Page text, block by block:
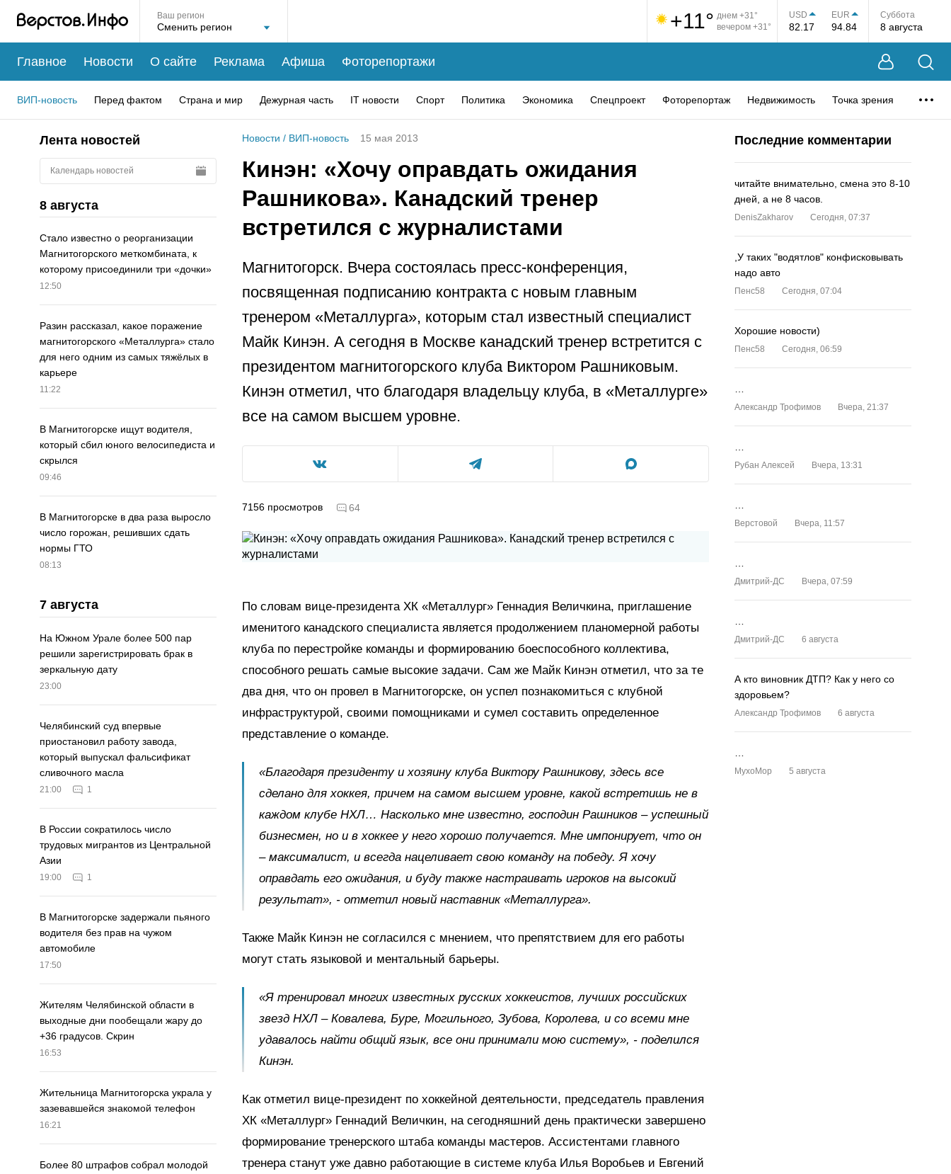
Ваш регион +11° днем +31°
вечером +31°
USD
82.17
EUR
94.84
Суббота
8 августа
Главное Новости О сайте Реклама Афиша Фоторепортажи
ВИП-новость Перед фактом Страна и мир Дежурная часть IT новости Спорт Политика Экономика Спецпроект Фоторепортаж Недвижимость Точка зрения
Лента новостей
Календарь новостей
8 августа
Стало известно о реорганизации
Магнитогорского меткомбината, к
которому присоединили три «дочки»
12:50
Разин рассказал, какое поражение
магнитогорского «Металлурга» стало
для него одним из самых тяжёлых в
карьере
11:22
В Магнитогорске ищут водителя,
который сбил юного велосипедиста и
скрылся
09:46
В Магнитогорске в два раза выросло
число горожан, решивших сдать
нормы ГТО
08:13
7 августа
На Южном Урале более 500 пар
решили зарегистрировать брак в
зеркальную дату
23:00
Челябинский суд впервые
приостановил работу завода,
который выпускал фальсификат
сливочного масла
21:00 1
В России сократилось число
трудовых мигрантов из Центральной
Азии
19:00 1
В Магнитогорске задержали пьяного
водителя без прав на чужом
автомобиле
17:50
Жителям Челябинской области в
выходные дни пообещали жару до
+36 градусов. Скрин
16:53
Жительница Магнитогорска украла у
зазевавшейся знакомой телефон
16:21
Более 80 штрафов собрал молодой
Новости / ВИП-новость 15 мая 2013
Кинэн: «Хочу оправдать ожидания
Рашникова». Канадский тренер
встретился с журналистами
Магнитогорск. Вчера состоялась пресс-конференция,
посвященная подписанию контракта с новым главным
тренером «Металлурга», которым стал известный специалист
Майк Кинэн. А сегодня в Москве канадский тренер встретится с
президентом магнитогорского клуба Виктором Рашниковым.
Кинэн отметил, что благодаря владельцу клуба, в «Металлурге»
все на самом высшем уровне.
7156 просмотров 64
По словам вице-президента ХК «Металлург» Геннадия Величкина, приглашение
именитого канадского специалиста является продолжением планомерной работы
клуба по перестройке команды и формированию боеспособного коллектива,
способного решать самые высокие задачи. Сам же Майк Кинэн отметил, что за те
два дня, что он провел в Магнитогорске, он успел познакомиться с клубной
инфраструктурой, своими помощниками и сумел составить определенное
представление о команде.
«Благодаря президенту и хозяину клуба Виктору Рашникову, здесь все
сделано для хоккея, причем на самом высшем уровне, какой встретишь не в
каждом клубе НХЛ… Насколько мне известно, господин Рашников – успешный
бизнесмен, но и в хоккее у него хорошо получается. Мне импонирует, что он
– максималист, и всегда нацеливает свою команду на победу. Я хочу
оправдать его ожидания, и буду также настраивать игроков на высокий
результат», - отметил новый наставник «Металлурга».
Также Майк Кинэн не согласился с мнением, что препятствием для его работы
могут стать языковой и ментальный барьеры.
«Я тренировал многих известных русских хоккеистов, лучших российских
звезд НХЛ – Ковалева, Буре, Могильного, Зубова, Королева, и со всеми мне
удавалось найти общий язык, все они принимали мою систему», - поделился
Кинэн.
Как отметил вице-президент по хоккейной деятельности, председатель правления
ХК «Металлург» Геннадий Величкин, на сегодняшний день практически завершено
формирование тренерского штаба команды мастеров. Ассистентами главного
тренера станут уже давно работающие в системе клуба Илья Воробьев и Евгений
Последние комментарии
читайте внимательно, смена это 8-10
дней, а не 8 часов.
DenisZakharov Сегодня, 07:37
,У таких "водятлов" конфисковывать
надо авто
Пенс58 Сегодня, 07:04
Хорошие новости)
Пенс58 Сегодня, 06:59
Александр Трофимов Вчера, 21:37
Рубан Алексей Вчера, 13:31
Верстовой Вчера, 11:57
Дмитрий-ДС Вчера, 07:59
Дмитрий-ДС 6 августа
А кто виновник ДТП? Как у него со
здоровьем?
Александр Трофимов 6 августа
MyxoMop 5 августа